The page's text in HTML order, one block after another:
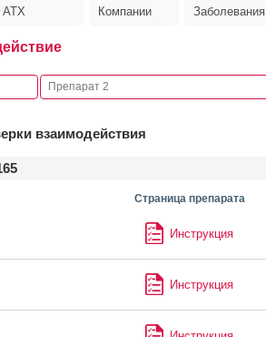
АТХ Компании Заболевания
взаимодействия
Страница препарата
Инструкция
Инструкция